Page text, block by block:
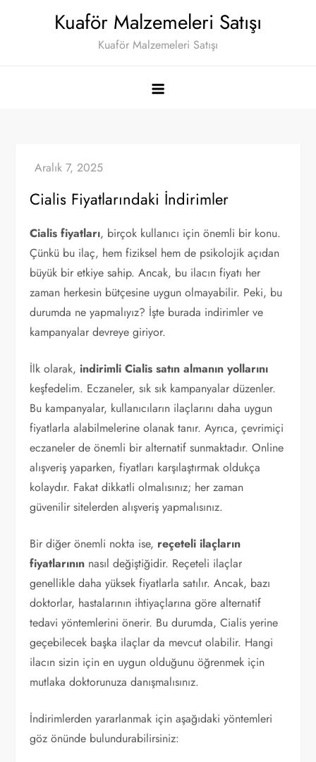
Kuaför Malzemeleri Satışı
Kuaför Malzemeleri Satışı
Cialis Fiyatlarındaki İndirimler
Cialis fiyatları, birçok kullanıcı için önemli bir konu.
Çünkü bu ilaç, hem fiziksel hem de psikolojik açıdan
büyük bir etkiye sahip. Ancak, bu ilacın fiyatı her
zaman herkesin bütçesine uygun olmayabilir. Peki, bu
durumda ne yapmalıyız? İşte burada indirimler ve
kampanyalar devreye giriyor.
İlk olarak, indirimli Cialis satın almanın yollarını
keşfedelim. Eczaneler, sık sık kampanyalar düzenler.
Bu kampanyalar, kullanıcıların ilaçlarını daha uygun
fiyatlarla alabilmelerine olanak tanır. Ayrıca, çevrimiçi
eczaneler de önemli bir alternatif sunmaktadır. Online
alışveriş yaparken, fiyatları karşılaştırmak oldukça
kolaydır. Fakat dikkatli olmalısınız; her zaman
güvenilir sitelerden alışveriş yapmalısınız.
Bir diğer önemli nokta ise, reçeteli ilaçların
fiyatlarının nasıl değiştiğidir. Reçeteli ilaçlar
genellikle daha yüksek fiyatlarla satılır. Ancak, bazı
doktorlar, hastalarının ihtiyaçlarına göre alternatif
tedavi yöntemlerini önerir. Bu durumda, Cialis yerine
geçebilecek başka ilaçlar da mevcut olabilir. Hangi
ilacın sizin için en uygun olduğunu öğrenmek için
mutlaka doktorunuza danışmalısınız.
İndirimlerden yararlanmak için aşağıdaki yöntemleri
göz önünde bulundurabilirsiniz: